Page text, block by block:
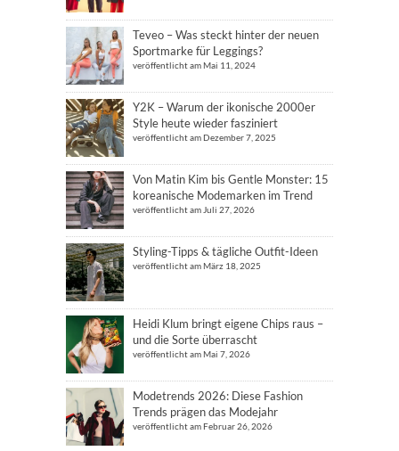
Teveo – Was steckt hinter der neuen
Sportmarke für Leggings?
veröffentlicht am Mai 11, 2024
Y2K – Warum der ikonische 2000er
Style heute wieder fasziniert
veröffentlicht am Dezember 7, 2025
Von Matin Kim bis Gentle Monster: 15
koreanische Modemarken im Trend
veröffentlicht am Juli 27, 2026
Styling-Tipps & tägliche Outfit-Ideen
veröffentlicht am März 18, 2025
Heidi Klum bringt eigene Chips raus –
und die Sorte überrascht
veröffentlicht am Mai 7, 2026
Modetrends 2026: Diese Fashion
Trends prägen das Modejahr
veröffentlicht am Februar 26, 2026